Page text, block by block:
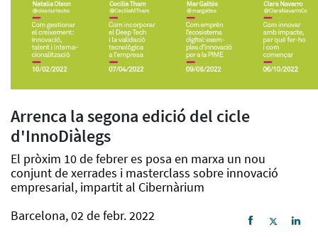
Arrenca la segona edició del cicle
d'InnoDiàlegs
El pròxim 10 de febrer es posa en marxa un nou
conjunt de xerrades i masterclass sobre innovació
empresarial, impartit al Cibernàrium
Barcelona, 02 de febr. 2022